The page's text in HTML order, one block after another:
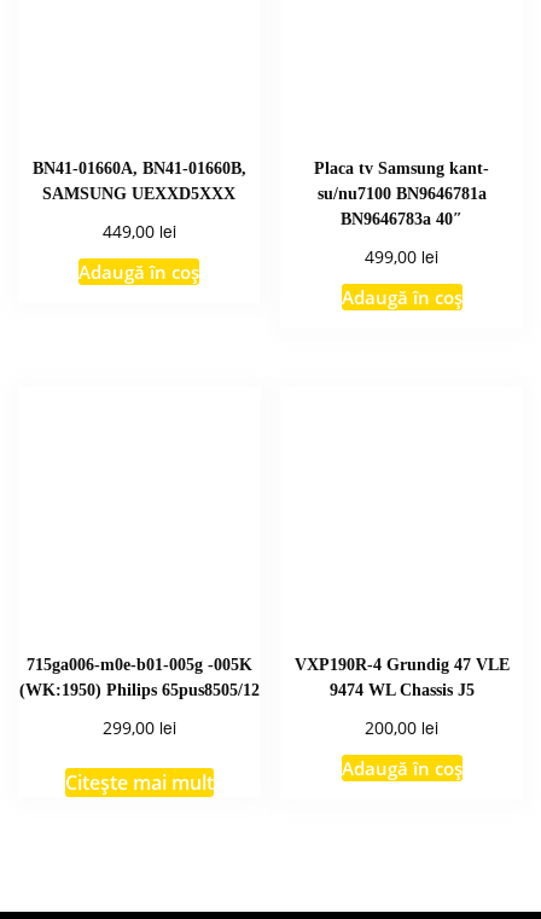
BN41-01660A, BN41-01660B,
SAMSUNG UEXXD5XXX
449,00 lei
Adaugă în coș
Placa tv Samsung kant-
su/nu7100 BN9646781a
BN9646783a 40″
499,00 lei
Adaugă în coș
715ga006-m0e-b01-005g -005K
(WK:1950) Philips 65pus8505/12
299,00 lei
Citește mai mult
VXP190R-4 Grundig 47 VLE
9474 WL Chassis J5
200,00 lei
Adaugă în coș